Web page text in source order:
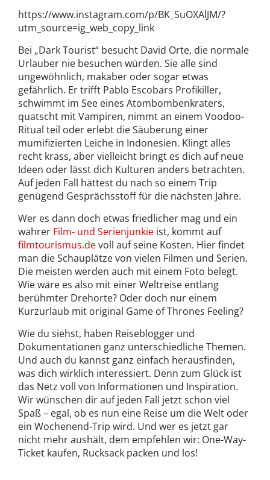
https://www.instagram.com/p/BK_SuOXAlJM/?
utm_source=ig_web_copy_link
Bei „Dark Tourist“ besucht David Orte, die normale
Urlauber nie besuchen würden. Sie alle sind
ungewöhnlich, makaber oder sogar etwas
gefährlich. Er trifft Pablo Escobars Profikiller,
schwimmt im See eines Atombombenkraters,
quatscht mit Vampiren, nimmt an einem Voodoo-
Ritual teil oder erlebt die Säuberung einer
mumifizierten Leiche in Indonesien. Klingt alles
recht krass, aber vielleicht bringt es dich auf neue
Ideen oder lässt dich Kulturen anders betrachten.
Auf jeden Fall hättest du nach so einem Trip
genügend Gesprächsstoff für die nächsten Jahre.
Wer es dann doch etwas friedlicher mag und ein
wahrer Film- und Serienjunkie ist, kommt auf
filmtourismus.devoll auf seine Kosten. Hier findet
man die Schauplätze von vielen Filmen und Serien.
Die meisten werden auch mit einem Foto belegt.
Wie wäre es also mit einer Weltreise entlang
berühmter Drehorte? Oder doch nur einem
Kurzurlaub mit original Game of Thrones Feeling?
Wie du siehst, haben Reiseblogger und
Dokumentationen ganz unterschiedliche Themen.
Und auch du kannst ganz einfach herausfinden,
was dich wirklich interessiert. Denn zum Glück ist
das Netz voll von Informationen und Inspiration.
Wir wünschen dir auf jeden Fall jetzt schon viel
Spaß – egal, ob es nun eine Reise um die Welt oder
ein Wochenend-Trip wird. Und wer es jetzt gar
nicht mehr aushält, dem empfehlen wir: One-Way-
Ticket kaufen, Rucksack packen und los!